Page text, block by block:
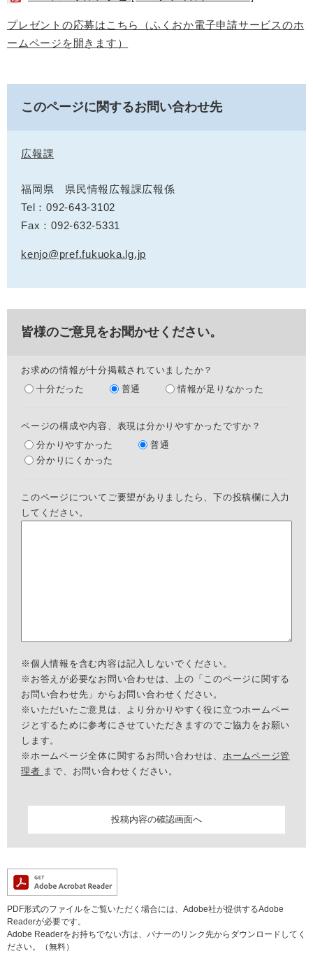
プレゼントの応募はこちら（ふくおか電子申請サービスのホ
ームページを開きます）
このページに関するお問い合わせ先
広報課
福岡県 県民情報広報課広報係
Tel：092-643-3102
Fax：092-632-5331
kenjo@pref.fukuoka.lg.jp
皆様のご意見をお聞かせください。
お求めの情報が十分掲載されていましたか？
十分だった
普通 情報が足りなかった
ページの構成や内容、表現は分かりやすかったですか？
分かりやすかった
普通
分かりにくかった
このページについてご要望がありましたら、下の投稿欄に入力
してください。
※個人情報を含む内容は記入しないでください。
※お答えが必要なお問い合わせは、上の「このページに関する
お問い合わせ先」からお問い合わせください。
※いただいたご意見は、より分かりやすく役に立つホームペー
ジとするために参考にさせていただきますのでご協力をお願い
します。
※ホームページ全体に関するお問い合わせは、 ホームページ管
理者 まで、お問い合わせください。
PDF形式のファイルをご覧いただく場合には、Adobe社が提供するAdobe
Readerが必要です。
Adobe Readerをお持ちでない方は、バナーのリンク先からダウンロードしてく
ださい。（無料）